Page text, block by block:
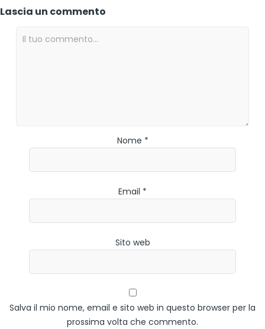
Lascia un commento
Nome *
Email *
Sito web
Salva il mio nome, email e sito web in questo browser per la
prossima volta che commento.